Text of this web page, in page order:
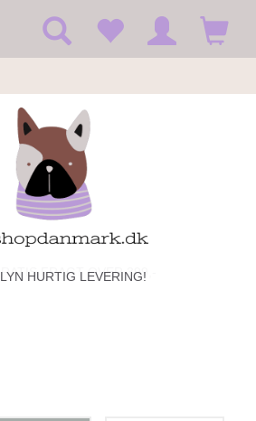
LYN HURTIG LEVERING!